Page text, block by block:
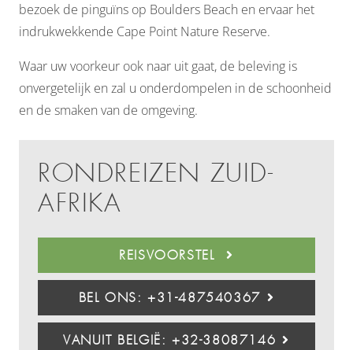
bezoek de pinguïns op Boulders Beach en ervaar het
indrukwekkende Cape Point Nature Reserve.
Waar uw voorkeur ook naar uit gaat, de beleving is
onvergetelijk en zal u onderdompelen in de schoonheid
en de smaken van de omgeving.
RONDREIZEN ZUID-
AFRIKA
REISVOORSTEL
BEL ONS: +31-487540367
VANUIT BELGIË: +32-38087146